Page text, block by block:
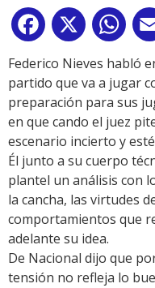
Facebook
X
Federico Nieves habló
partido que va a jugar
preparación para sus
en que cando el juez
escenario incierto y
Él junto a su cuerpo
plantel un análisis con
la cancha, las virtudes
comportamientos que
adelante su idea.
De Nacional dijo que
tensión no refleja lo